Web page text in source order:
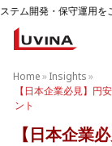
をご提供しています。
Home»Insights»
【日本企業必見】円
ント
【日本企業